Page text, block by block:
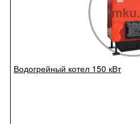
Водогрейный котел 150 кВт